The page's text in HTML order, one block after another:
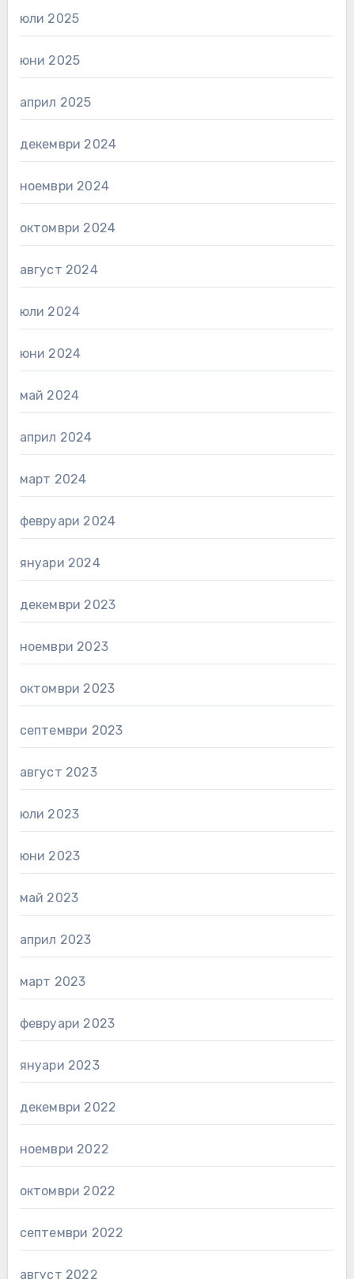
юли 2025
юни 2025
април 2025
декември 2024
ноември 2024
октомври 2024
август 2024
юли 2024
юни 2024
май 2024
април 2024
март 2024
февруари 2024
януари 2024
декември 2023
ноември 2023
октомври 2023
септември 2023
август 2023
юли 2023
юни 2023
май 2023
април 2023
март 2023
февруари 2023
януари 2023
декември 2022
ноември 2022
октомври 2022
септември 2022
август 2022